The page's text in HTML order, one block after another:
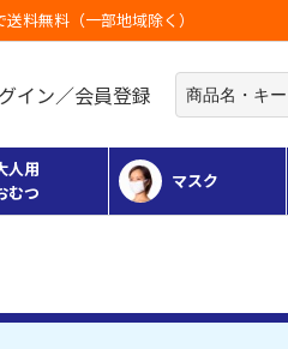
イン／会員登録
人用
むつ
マスク